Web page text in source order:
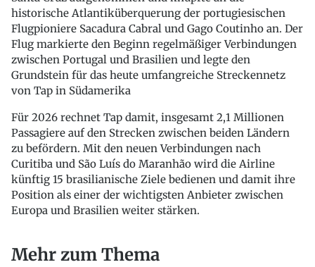
historische Atlantiküberquerung der portugiesischen
Flugpioniere Sacadura Cabral und Gago Coutinho an. Der
Flug markierte den Beginn regelmäßiger Verbindungen
zwischen Portugal und Brasilien und legte den
Grundstein für das heute umfangreiche Streckennetz
von Tap in Südamerika
Für 2026 rechnet Tap damit, insgesamt 2,1 Millionen
Passagiere auf den Strecken zwischen beiden Ländern
zu befördern. Mit den neuen Verbindungen nach
Curitiba und São Luís do Maranhão wird die Airline
künftig 15 brasilianische Ziele bedienen und damit ihre
Position als einer der wichtigsten Anbieter zwischen
Europa und Brasilien weiter stärken.
Mehr zum Thema